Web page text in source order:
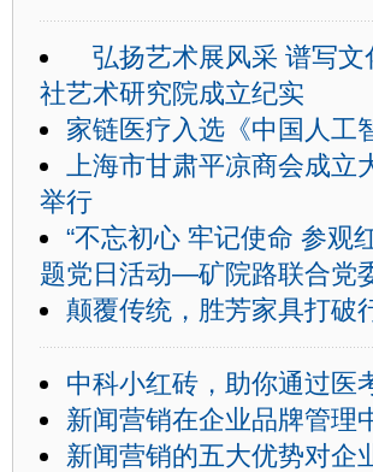
弘扬艺术展风采 谱写
社艺术研究院成立纪实
家链医疗入选《中国人工
上海市甘肃平凉商会成立
举行
“不忘初心 牢记使命 参观
题党日活动—矿院路联合党
颠覆传统，胜芳家具打破
中科小红砖，助你通过医
新闻营销在企业品牌管理
新闻营销的五大优势对企